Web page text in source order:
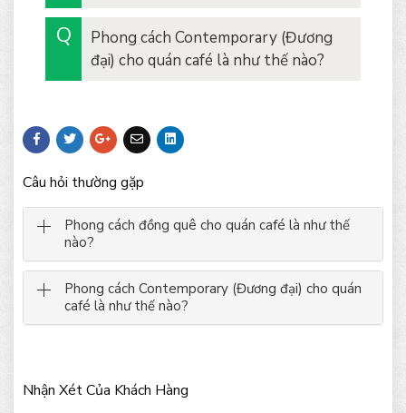
Phong cách Contemporary (Đương
đại) cho quán café là như thế nào?
Câu hỏi thường gặp
Phong cách đồng quê cho quán café là như thế
nào?
Phong cách Contemporary (Đương đại) cho quán
café là như thế nào?
Nhận Xét Của Khách Hàng